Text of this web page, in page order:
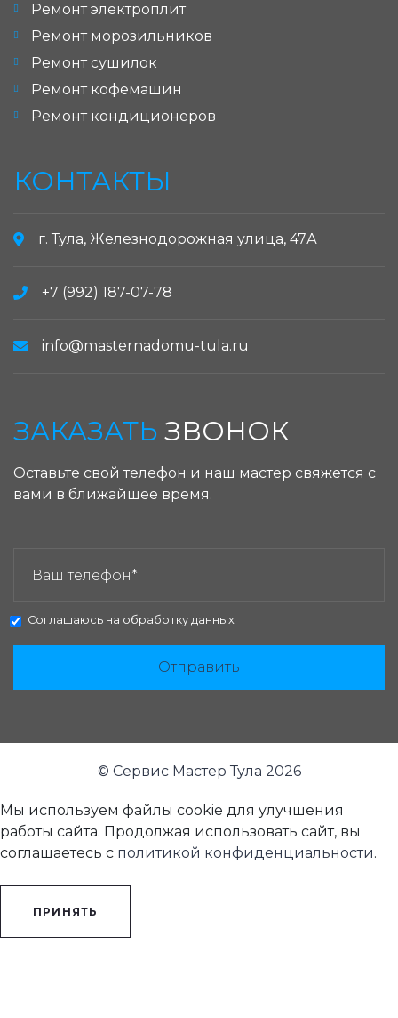
Ремонт электроплит
Ремонт морозильников
Ремонт сушилок
Ремонт кофемашин
Ремонт кондиционеров
КОНТАКТЫ
г. Тула, Железнодорожная улица, 47А
+7 (992) 187-07-78
info@masternadomu-tula.ru
ЗАКАЗАТЬ ЗВОНОК
Оставьте свой телефон и наш мастер свяжется с
вами в ближайшее время.
Соглашаюсь на обработку данных
Отправить
© Сервис Мастер Тула 2026
Мы используем файлы cookie для улучшения
работы сайта. Продолжая использовать сайт, вы
соглашаетесь с политикой конфиденциальности.
ПРИНЯТЬ